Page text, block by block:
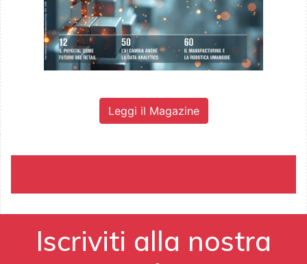
Leggi il Magazine
Iscriviti alla nostra